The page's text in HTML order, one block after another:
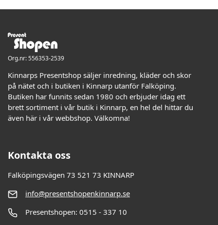
Org.nr: 556353-2539
Kinnarps Presentshop säljer inredning, kläder och skor
på nätet och i butiken i Kinnarp utanför Falköping.
Butiken har funnits sedan 1980 och erbjuder idag ett
brett sortiment i vår butik i Kinnarp, en hel del hittar du
även här i vår webbshop. Välkomna!
Kontakta oss
Falköpingsvägen 73 521 73 KINNARP
info@presentshopenkinnarp.se
Presentshopen: 0515 - 337 10